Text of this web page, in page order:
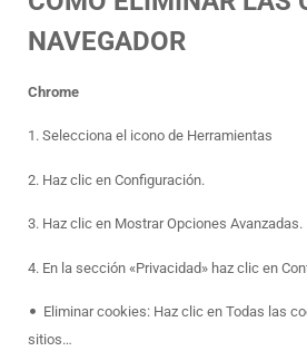
NAVEGADOR
Chrome
1. Selecciona el icono de Herramientas
2. Haz clic en Configuración.
3. Haz clic en Mostrar Opciones Avanzadas.
4. En la sección «Privacidad» haz clic en
• Eliminar cookies: Haz clic en Todas las
sitios…